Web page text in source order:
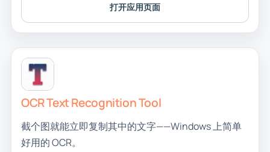
打开应用页面
OCR Text Recognition Tool
截个图就能立即复制其中的文字——Windows 上简单
好用的 OCR。